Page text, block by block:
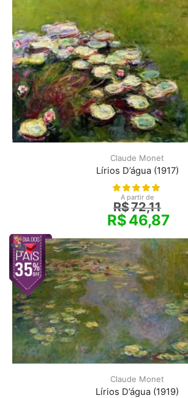
Claude Monet
Lírios D’água (1917)
A partir de
R$72,11
R$46,87
Claude Monet
Lírios D’água (1919)